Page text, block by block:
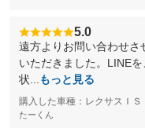
5.0
遠方よりお問い合わせさ
いただきました。LINE
状...
もっと見る
購入した車種：レクサスＩＳ
たーくん